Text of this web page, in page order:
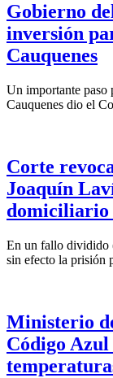
Gobierno
inversión
Cauquenes
Un importante paso
Cauquenes dio el
Corte
Joaquín
domiciliario
En un fallo dividido
sin efecto la prisión
Ministerio
Código Azul